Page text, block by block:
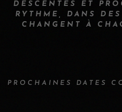
DESCENTES ET
RYTHME, DANS
CHANGENT À
PROCHAINES DATES